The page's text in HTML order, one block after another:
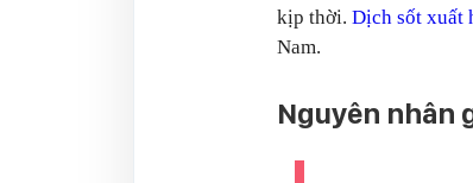
kịp thời. Dịch sốt xuất
Nam.
Nguyên nhân